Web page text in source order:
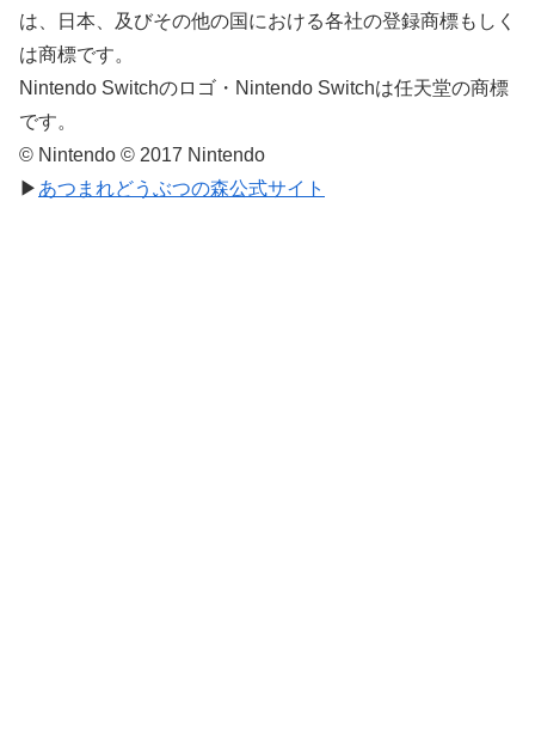
は、日本、及びその他の国における各社の登録商標もしく
は商標です。
Nintendo Switchのロゴ・Nintendo Switchは任天堂の商標
です。
© Nintendo © 2017 Nintendo
▶ あつまれどうぶつの森公式サイト